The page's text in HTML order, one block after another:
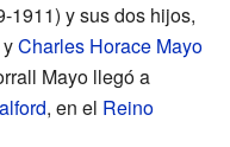
1911) y sus dos hijos,
Charles Horace Mayo
Mayo llegó a
, en el Reino